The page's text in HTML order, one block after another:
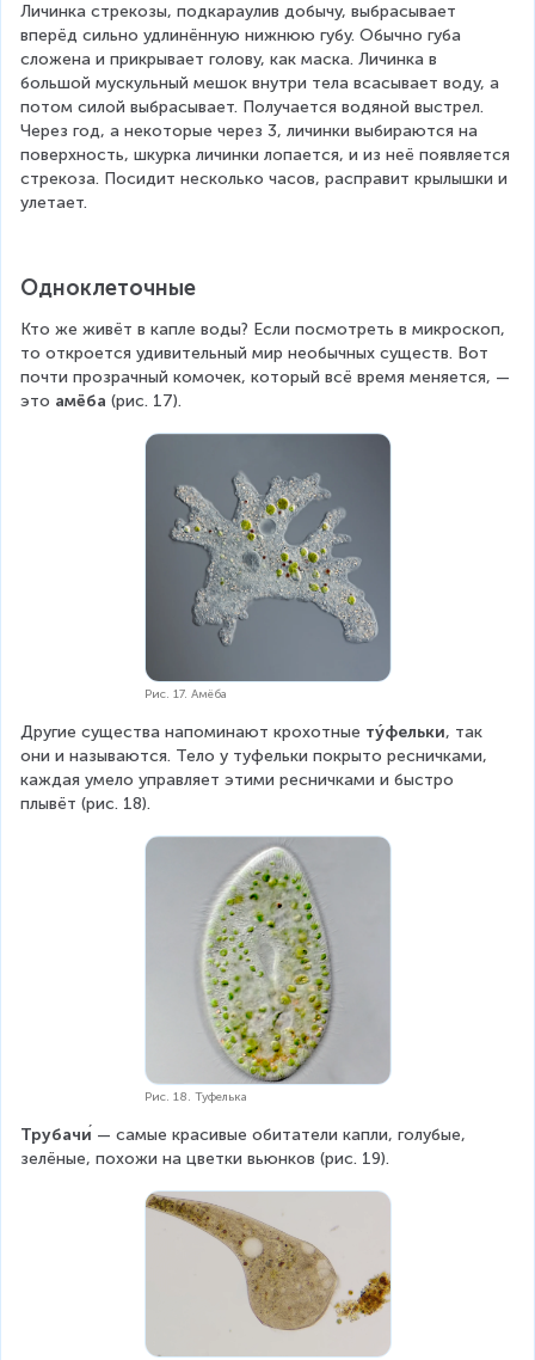
Личинка стрекозы, подкараулив добычу, выбрасывает
вперёд сильно удлинённую нижнюю губу. Обычно губа
сложена и прикрывает голову, как маска. Личинка в
большой мускульный мешок внутри тела всасывает воду, а
потом силой выбрасывает. Получается водяной выстрел.
Через год, а некоторые через 3, личинки выбираются на
поверхность, шкурка личинки лопается, и из неё появляется
стрекоза. Посидит несколько часов, расправит крылышки и
улетает.
Одноклеточные
Кто же живёт в капле воды? Если посмотреть в микроскоп,
то откроется удивительный мир необычных существ. Вот
почти прозрачный комочек, который всё время меняется, —
это амёба (рис. 17).
Рис. 17. Амёба
Другие существа напоминают крохотные ту́фельки, так
они и называются. Тело у туфельки покрыто ресничками,
каждая умело управляет этими ресничками и быстро
плывёт (рис. 18).
Рис. 18. Туфелька
Трубачи ́ — самые красивые обитатели капли, голубые,
зелёные, похожи на цветки вьюнков (рис. 19).